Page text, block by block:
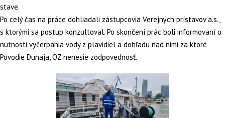
stave.
Po celý čas na práce dohliadali zástupcovia Verejných prístavov a.s.,
s ktorými sa postup konzultoval. Po skončení prác boli informovaní o
nutnosti vyčerpania vody z plavidiel a dohľadu nad nimi za ktoré
Povodie Dunaja, OZ nenesie zodpovednosť.